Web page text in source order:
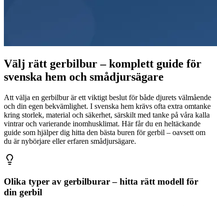
Välj rätt gerbilbur – komplett guide för
svenska hem och smådjursägare
Att välja en gerbilbur är ett viktigt beslut för både djurets välmående
och din egen bekvämlighet. I svenska hem krävs ofta extra omtanke
kring storlek, material och säkerhet, särskilt med tanke på våra kalla
vintrar och varierande inomhusklimat. Här får du en heltäckande
guide som hjälper dig hitta den bästa buren för gerbil – oavsett om
du är nybörjare eller erfaren smådjursägare.
Olika typer av gerbilburar – hitta rätt modell för
din gerbil